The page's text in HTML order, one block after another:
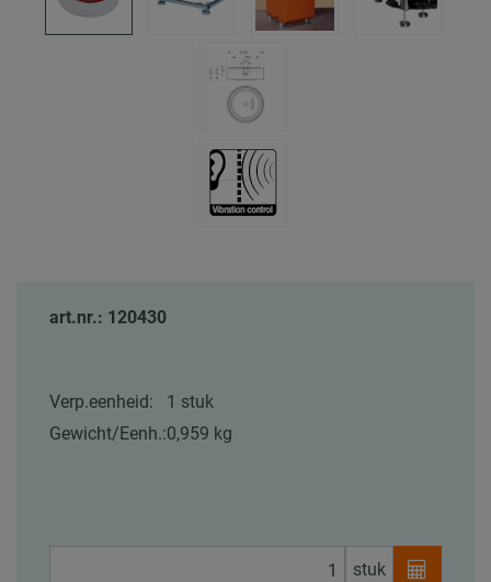
art.nr.: 120430
Verp.eenheid:
1 stuk
Gewicht/Eenh.:0,959 kg
stuk